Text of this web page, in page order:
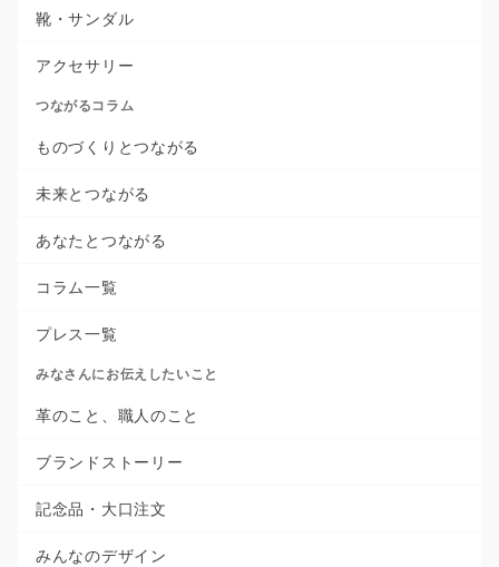
靴・サンダル
アクセサリー
つながるコラム
ものづくりとつながる
未来とつながる
あなたとつながる
コラム一覧
プレス一覧
みなさんにお伝えしたいこと
革のこと、職人のこと
ブランドストーリー
記念品・大口注文
みんなのデザイン